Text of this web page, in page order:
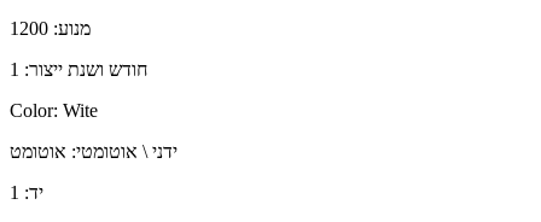
מנוע:
חודש ושנת ייצור: 1
Color: Wite
ידני \ אוטומטי: אוטומט
יד: 1